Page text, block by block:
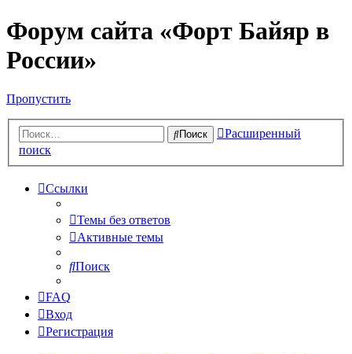
Форум сайта «Форт Байяр в
России»
Пропустить
Поиск
Расширенный
поиск
Ссылки
Темы без ответов
Активные темы
Поиск
FAQ
Вход
Регистрация